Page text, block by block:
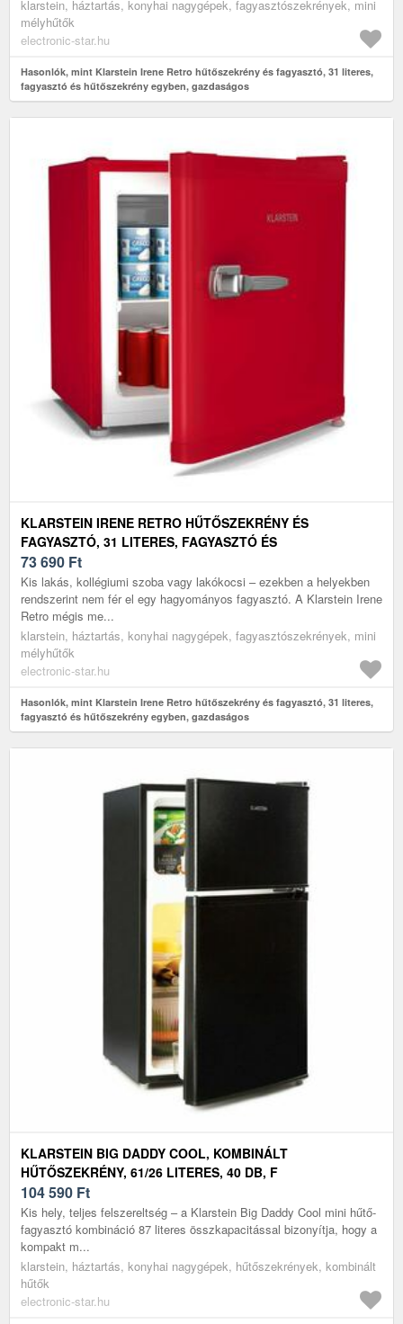
klarstein, háztartás, konyhai nagygépek, fagyasztószekrények, mini
mélyhűtők
electronic-star.hu
Hasonlók, mint Klarstein Irene Retro hűtőszekrény és fagyasztó, 31 literes,
fagyasztó és hűtőszekrény egyben, gazdaságos
KLARSTEIN IRENE RETRO HŰTŐSZEKRÉNY ÉS
FAGYASZTÓ, 31 LITERES, FAGYASZTÓ ÉS
HŰTŐSZEKRÉNY EGYBEN, GAZDASÁGOS
73 690 Ft
Kis lakás, kollégiumi szoba vagy lakókocsi – ezekben a helyekben
rendszerint nem fér el egy hagyományos fagyasztó. A Klarstein Irene
Retro mégis me...
klarstein, háztartás, konyhai nagygépek, fagyasztószekrények, mini
mélyhűtők
electronic-star.hu
Hasonlók, mint Klarstein Irene Retro hűtőszekrény és fagyasztó, 31 literes,
fagyasztó és hűtőszekrény egyben, gazdaságos
KLARSTEIN BIG DADDY COOL, KOMBINÁLT
HŰTŐSZEKRÉNY, 61/26 LITERES, 40 DB, F
ENERGIAHATÉKONYSÁGI OSZTÁLY, FEKETE
104 590 Ft
Kis hely, teljes felszereltség – a Klarstein Big Daddy Cool mini hűtő-
fagyasztó kombináció 87 literes összkapacitással bizonyítja, hogy a
kompakt m...
klarstein, háztartás, konyhai nagygépek, hűtőszekrények, kombinált
hűtők
electronic-star.hu